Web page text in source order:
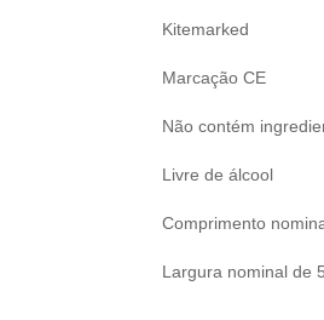
Kitemarked
Marcação CE
Não contém
Livre de álcool
Comprimento
Largura nominal de